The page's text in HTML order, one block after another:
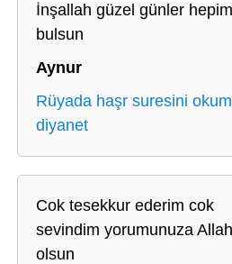
İnşallah güzel günler
bulsun
Aynur
Rüyada haşr suresini
diyanet
Cok tesekkur ederim cok
sevindim yorumunuza
olsun